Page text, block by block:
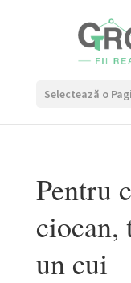
Selectează o
Pentru
ciocan,
un cui